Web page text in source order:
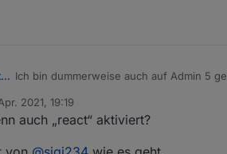
Ein ehemaliger Benutzer Ich bin dummerweise auch auf Admin 5
wenn man keine Ahnung hat sollte man
verständlichen worten erklären wie ich
Danke
2021, 19:19
auch „react“ aktiviert?